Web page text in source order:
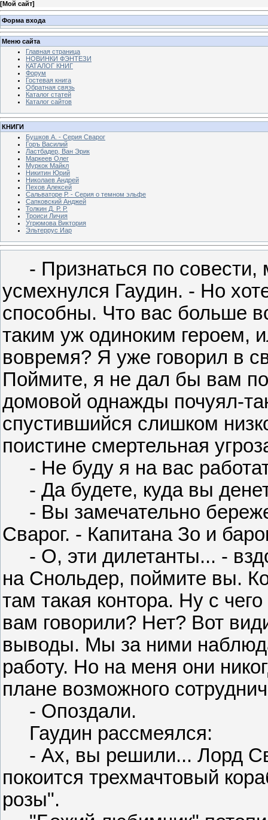
[Мой сайт]
Форма входа
Меню сайта
Главная страница
НОВИНКИ ФЭНТЕЗИ
КАТАЛОГ КНИГ
Форум
Гостевая книга
Обратная связь
Каталог статей
Каталог сайтов
КНИГИ
Бушков А. - Серия Сварог
Горъ Василий
Ластбадер, Ван Эрик
Маркеев Олег
Муркок Майкл
Никитин Юрий
Николаев Андрей
Пехов Алексей
Сальваторе Р. - Серия о темном эльфе
Сапковский Анджей
Толкин Д. Р. Р.
Троиси Личия
Угрюмова Виктория
Эльтеррус Иар
- Признаться по совести,
усмехнулся Гаудин. - Но
способны. Что вас больше
таким уж одиноким героем,
вовремя? Я уже говорил в
Поймите, я не дал бы вам
домовой однажды почуял-
спустившийся слишком
поистине смертельная
- Не буду я на вас
- Да будете, куда вы
- Вы замечательно
Сварог. - Капитана Зо и
- О, эти дилетанты... -
на Снольдер, поймите вы.
там такая контора. Ну с
вам говорили? Нет? Вот
выводы. Мы за ними
работу. Но на меня они
плане возможного
- Опоздали.
Гаудин рассмеялся:
- Ах, вы решили... Лорд
покоится трехмачтовый
розы".